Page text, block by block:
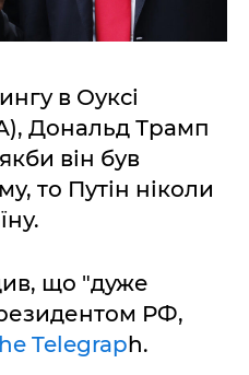
в Оуксі
Дональд Трамп
він був
то Путін ніколи
що "дуже
РФ,
Telegraph.